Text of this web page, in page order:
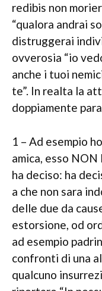
redibis non
“qualora andrai
distruggerai
ovverosia “io
anche i tuoi
te”. In realta la
doppiamente
1 – Ad esempio
amica, esso
ha deciso: ha
a che non sara
delle due da
estorsione, od
ad esempio
confronti di una
qualcuno